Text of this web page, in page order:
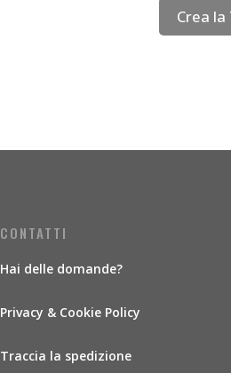
Crea
CONTATTI
Hai delle domande?
Privacy & Cookie Policy
Traccia la spedizione